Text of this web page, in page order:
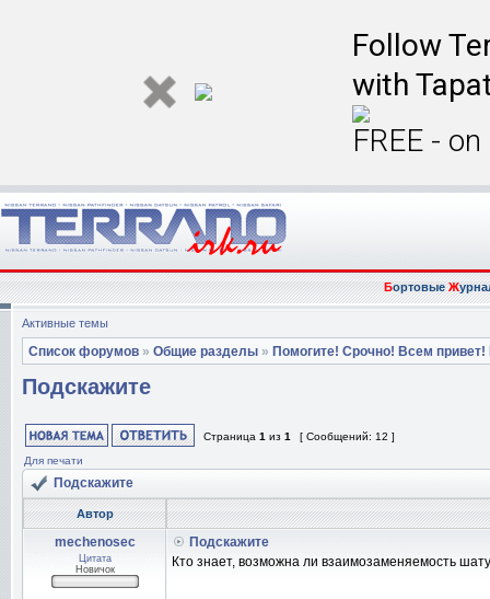
Follow
with
FREE -
БортовыеЖ
Активные темы
Список форумов » Общие разделы » Помогите! Срочно! Всем
Подскажите
Страница 1 из 1
[ Сообщений: 12 ]
Для печати
Подскажите
Автор
mechenosec
Цитата
Новичок
Подскажите
Кто знает, возможна ли взаимозаменяемость